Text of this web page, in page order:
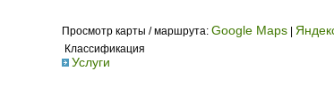
Просмотр карты / маршрута: Google Maps |
Классификация
Услуги